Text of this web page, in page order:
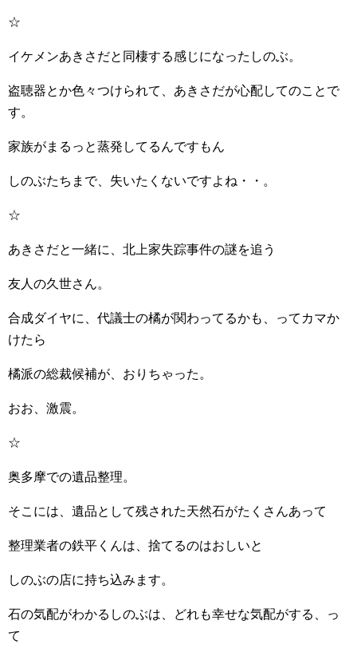
☆
イケメンあきさだと同棲する感じになったしのぶ。
盗聴器とか色々つけられて、あきさだが心配してのことで
す。
家族がまるっと蒸発してるんですもん
しのぶたちまで、失いたくないですよね・・。
☆
あきさだと一緒に、北上家失踪事件の謎を追う
友人の久世さん。
合成ダイヤに、代議士の橘が関わってるかも、ってカマか
けたら
橘派の総裁候補が、おりちゃった。
おお、激震。
☆
奥多摩での遺品整理。
そこには、遺品として残された天然石がたくさんあって
整理業者の鉄平くんは、捨てるのはおしいと
しのぶの店に持ち込みます。
石の気配がわかるしのぶは、どれも幸せな気配がする、っ
て